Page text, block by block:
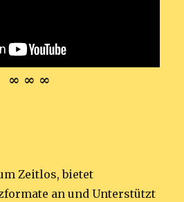
∞ ∞ ∞
Zeitlos, bietet
an und Unterstützt